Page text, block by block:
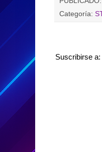
Categoría:
Suscribirse a: